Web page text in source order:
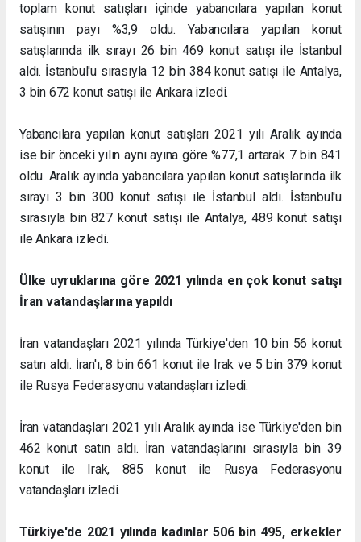
toplam konut satışları içinde yabancılara yapılan konut
satışının payı %3,9 oldu. Yabancılara yapılan konut
satışlarında ilk sırayı 26 bin 469 konut satışı ile İstanbul
aldı. İstanbul'u sırasıyla 12 bin 384 konut satışı ile Antalya,
3 bin 672 konut satışı ile Ankara izledi.
Yabancılara yapılan konut satışları 2021 yılı Aralık ayında
ise bir önceki yılın aynı ayına göre %77,1 artarak 7 bin 841
oldu. Aralık ayında yabancılara yapılan konut satışlarında ilk
sırayı 3 bin 300 konut satışı ile İstanbul aldı. İstanbul'u
sırasıyla bin 827 konut satışı ile Antalya, 489 konut satışı
ile Ankara izledi.
Ülke uyruklarına göre 2021 yılında en çok konut satışı
İran vatandaşlarına yapıldı
İran vatandaşları 2021 yılında Türkiye'den 10 bin 56 konut
satın aldı. İran'ı, 8 bin 661 konut ile Irak ve 5 bin 379 konut
ile Rusya Federasyonu vatandaşları izledi.
İran vatandaşları 2021 yılı Aralık ayında ise Türkiye'den bin
462 konut satın aldı. İran vatandaşlarını sırasıyla bin 39
konut ile Irak, 885 konut ile Rusya Federasyonu
vatandaşları izledi.
Türkiye'de 2021 yılında kadınlar 506 bin 495, erkekler